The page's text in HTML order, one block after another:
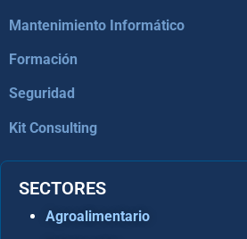
Mantenimiento Informático
Formación
Seguridad
Kit Consulting
SECTORES
Agroalimentario